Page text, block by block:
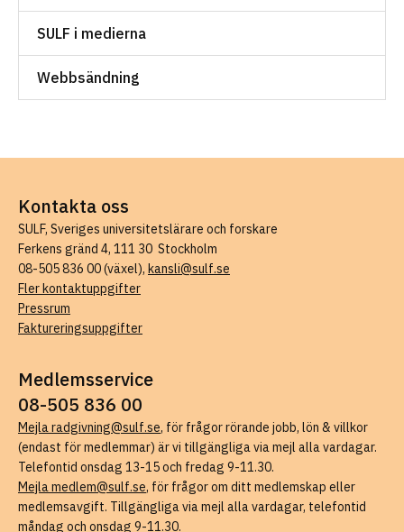
SULF i medierna
Webbsändning
Kontakta oss
SULF, Sveriges universitetslärare och forskare
Ferkens gränd 4, 111 30 Stockholm
08-505 836 00 (växel), kansli@sulf.se
Fler kontaktuppgifter
Pressrum
Faktureringsuppgifter
Medlemsservice
08-505 836 00
Mejla radgivning@sulf.se, för frågor rörande jobb, lön & villkor
(endast för medlemmar) är vi tillgängliga via mejl alla vardagar.
Telefontid onsdag 13-15 och fredag 9-11.30.
Mejla medlem@sulf.se, för frågor om ditt medlemskap eller
medlemsavgift. Tillgängliga via mejl alla vardagar, telefontid
måndag och onsdag 9-11.30.